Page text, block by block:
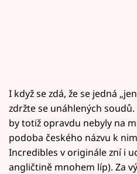
I když se zdá, že se jedná
zdržte se unáhlených
by totiž opravdu nebyly na
podoba českého názvu k
Incredibles v originále zní i
angličtině mnohem líp). Za